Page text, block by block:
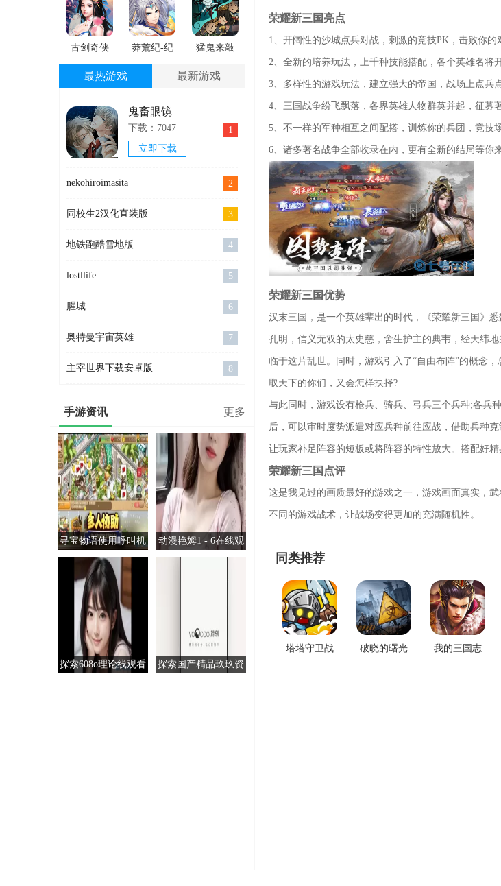
手机版
手安卓下
载
古剑奇侠
免费版下
载
莽荒纪-纪
宁传奇安
猛鬼来敲
下载
最热游戏 最新游戏
鬼畜眼镜
下载：7047
立即下载
1
nekohiroimasita 2
同校生2汉化直装版 3
地铁跑酷雪地版 4
lostllife 5
腥城 6
奥特曼宇宙英雄 7
主宰世界下载安卓版 8
手游资讯 更多
寻宝物语使用呼叫机
动漫艳姆1 - 6在线观
看：不可错过的精彩
探索608o理论线观看
探索国产精品玖玖资
荣耀新三国亮点
1、开阔性的沙城点兵对战，刺激的竞技PK，击败你
2、全新的培养玩法，上千种技能搭配，各个英雄名将
3、多样性的游戏玩法，建立强大的帝国，战场上点兵
4、三国战争纷飞飘落，各界英雄人物群英并起，征
5、不一样的军种相互之间配搭，训炼你的兵团，竞技
6、诸多著名战争全部收录在内，更有全新的结局等
荣耀新三国优势
汉末三国，是一个英雄辈出的时代，《荣耀新三国》
孔明，信义无双的太史慈，舍生护主的典韦，经天纬
临于这片乱世。同时，游戏引入了“自由布阵”的概念
取天下的你们，又会怎样抉择?
与此同时，游戏设有枪兵、骑兵、弓兵三个兵种;各兵
后，可以审时度势派遣对应兵种前往应战，借助兵种
让玩家补足阵容的短板或将阵容的特性放大。搭配好
荣耀新三国点评
这是我见过的画质最好的游戏之一，游戏画面真实，
不同的游戏战术，让战场变得更加的充满随机性。
同类推荐
塔塔守卫战
破晓的曙光
我的三国志